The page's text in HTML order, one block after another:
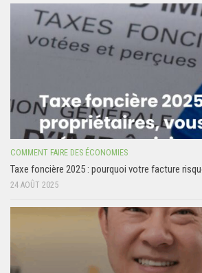
COMMENT FAIRE DES ÉCONOMIES
Taxe foncière 2025 : pourquoi votre facture
24 AOÛT 2025